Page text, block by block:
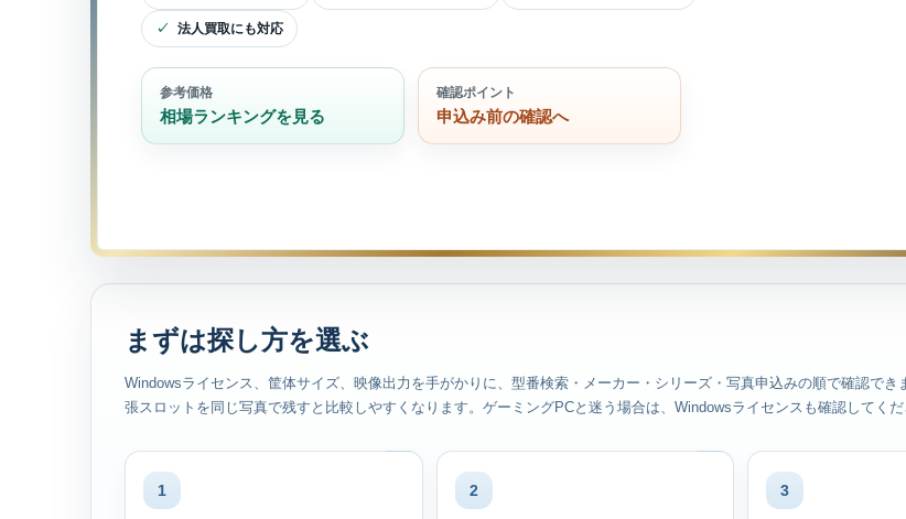
法人買取にも対応
参考価格
相場ランキングを見る
確認ポイント
申込み前の確認へ
まずは探し方を選ぶ
Windowsライセンス、筐体サイズ、映像出力を手がかりに、型番検索・メーカー・シリーズ・写真申込みの順で確認でき
張スロットを同じ写真で残すと比較しやすくなります。ゲーミングPCと迷う場合は、Windowsライセンスも確認してくだ
1 2 3